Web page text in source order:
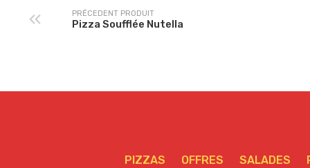
PRÉCEDENT PRODUIT
Pizza Soufflée Nutella
PIZZAS OFFRES SALADES